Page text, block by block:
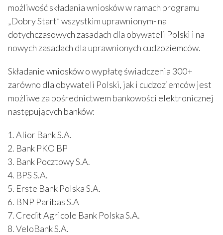
możliwość składania wniosków w ramach programu
„Dobry Start” wszystkim uprawnionym- na
dotychczasowych zasadach dla obywateli Polski i na
nowych zasadach dla uprawnionych cudzoziemców.
Składanie wniosków o wypłatę świadczenia 300+
zarówno dla obywateli Polski, jak i cudzoziemców jest
możliwe za pośrednictwem bankowości elektronicznej
następujących banków:
Alior Bank S.A.
Bank PKO BP
Bank Pocztowy S.A.
BPS S.A.
Erste Bank Polska S.A.
BNP Paribas S.A
Credit Agricole Bank Polska S.A.
VeloBank S.A.